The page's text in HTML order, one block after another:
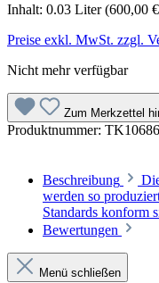
Inhalt: 0.03 Liter(600,00
Preise exkl. MwSt. zzgl.
Nicht mehr verfügbar
Zum Merkzettel
Produktnummer: TK10686
Beschreibung
werden so
Standards konform
Bewertungen
Menü schließen